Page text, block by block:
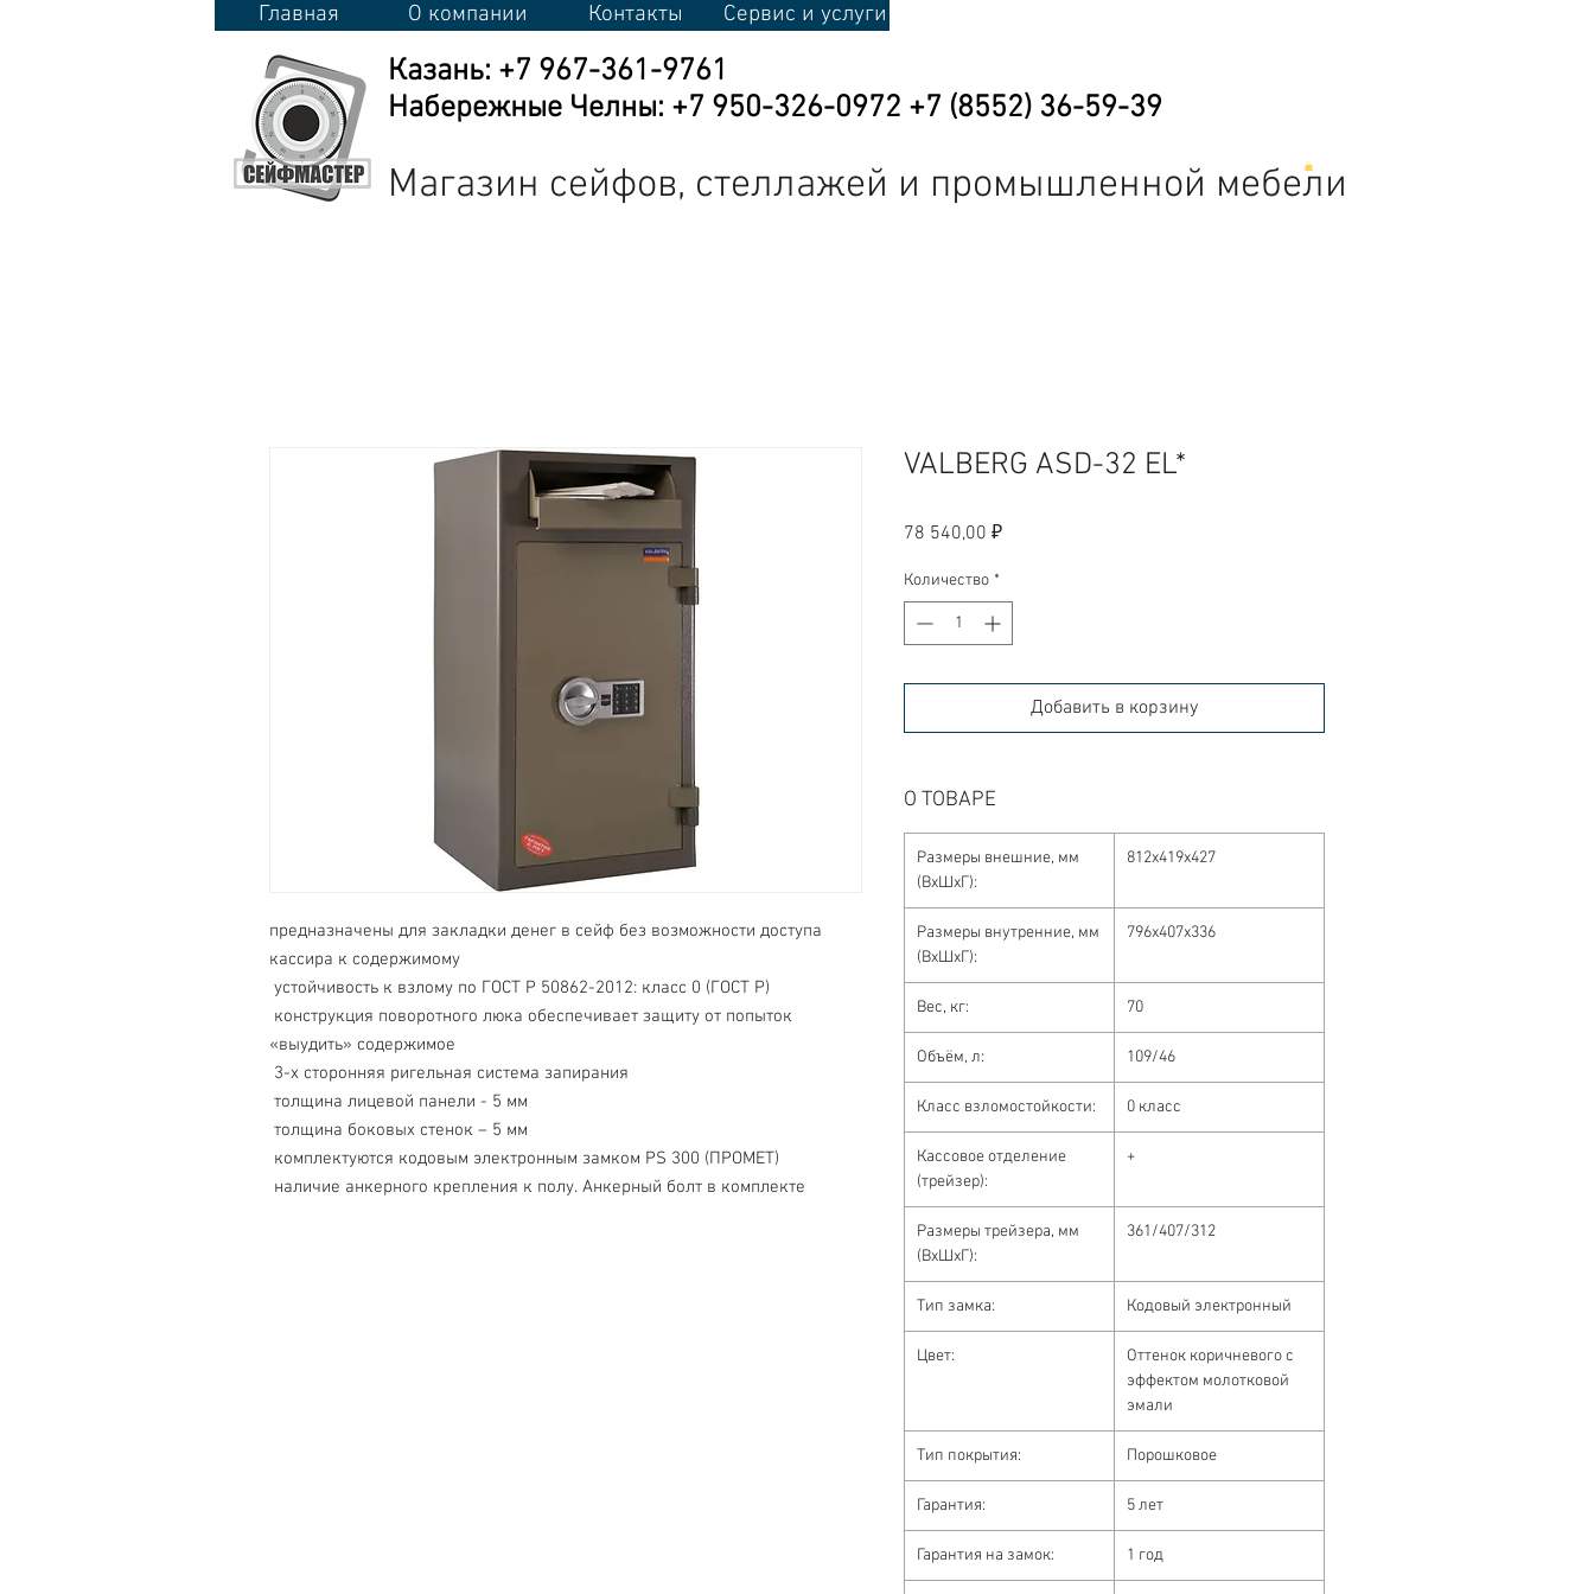
О компании Контакты Сервис и услуги
Главная
Казань: +7 967-361-9761
Набережные Челны: +7 950-326-0972 +7 (8552) 36-59-39
Магазин сейфов, стеллажей и промышленной мебели
предназначены для закладки денег в сейф без возможности доступа
кассира к содержимому
устойчивость к взлому по ГОСТ Р 50862-2012: класс 0 (ГОСТ Р)
«выудить» содержимое
3-х сторонняя ригельная система запирания
толщина лицевой панели - 5 мм
толщина боковых стенок – 5 мм
комплектуются кодовым электронным замком PS 300 (ПРОМЕТ)
наличие анкерного крепления к полу. Анкерный болт в комплекте
VALBERG ASD-32 EL*
78 540,00 ₽Цена
Количество *
Добавить в корзину
О ТОВАРЕ
Размеры внешние, мм
(ВхШхГ):
812x419x427
Размеры внутренние, мм
(ВхШхГ):
796x407x336
Вес, кг: 70
Объём, л: 109/46
Класс взломостойкости: 0 класс
Кассовое отделение
(трейзер):
+
Размеры трейзера, мм
(ВхШхГ):
361/407/312
Тип замка: Кодовый электронный
Цвет:
Оттенок коричневого с
эффектом молотковой
эмали
Тип покрытия: Порошковое
Гарантия: 5 лет
Гарантия на замок: 1 год